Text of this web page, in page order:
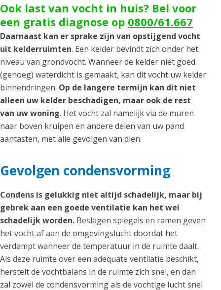
Ook last van vocht in huis? Bel voor
een gratis diagnose op 0800/61.667
Daarnaast kan er sprake zijn van opstijgend vocht
uit kelderruimten. Een kelder bevindt zich onder het
niveau van grondvocht. Wanneer de kelder niet goed
(genoeg) waterdicht is gemaakt, kan dit vocht uw kelder
binnendringen. Op de langere termijn kan dit niet
alleen uw kelder beschadigen, maar ook de rest
van uw woning. Het vocht zal namelijk via de muren
naar boven kruipen en andere delen van uw pand
aantasten, met alle gevolgen van dien.
Gevolgen condensvorming
Condens is gelukkig niet altijd schadelijk, maar bij
gebrek aan een goede ventilatie kan het wel
schadelijk worden. Beslagen spiegels en ramen geven
het vocht af aan de omgevingslucht doordat het
verdampt wanneer de temperatuur in de ruimte daalt.
Als deze ruimte over een adequate ventilatie beschikt,
herstelt de vochtbalans in de ruimte zich snel, en dan
zal zowel de condensvorming als de vochtige lucht snel